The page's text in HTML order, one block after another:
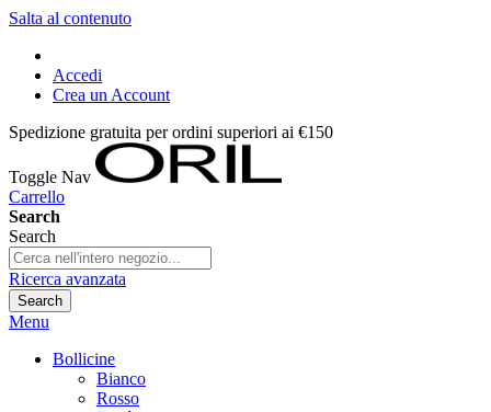
Salta al contenuto
Accedi
Crea un Account
Spedizione gratuita per ordini superiori ai €150
Toggle Nav
Carrello
Search
Search
Ricerca avanzata
Search
Menu
Bollicine
Bianco
Rosso